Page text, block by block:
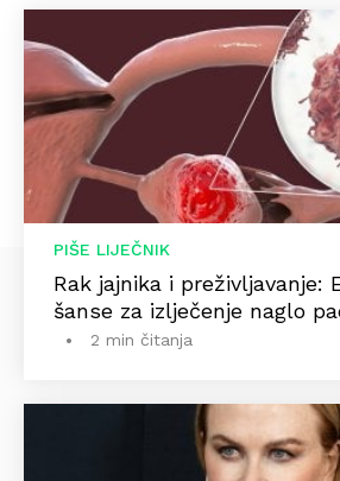
PIŠE LIJEČNIK
Rak jajnika i preživljavanje:
šanse za izlječenje naglo
2 min čitanja